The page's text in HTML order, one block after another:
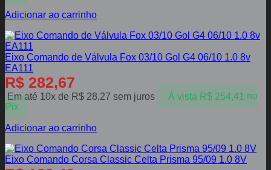
Adicionar ao carrinho
Eixo Comando de Válvula Fox 03/10 Gol G4 06/10 1.0 8v
EA111
R$ 282,67
Em até 10x de R$ 28,27 sem juros À vista R$254,41 no
Pix
Adicionar ao carrinho
Eixo Comando Corsa Classic Celta Prisma 95/09 1.0 8V